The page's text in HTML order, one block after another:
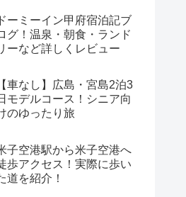
ドーミーイン甲府宿泊記ブ
グ！温泉・朝食・ランド
ーなど詳しくレビュー
【車なし】広島・宮島2泊3
モデルコース！シニア向
のゆったり旅
子空港駅から米子空港へ
歩アクセス！実際に歩い
道を紹介！